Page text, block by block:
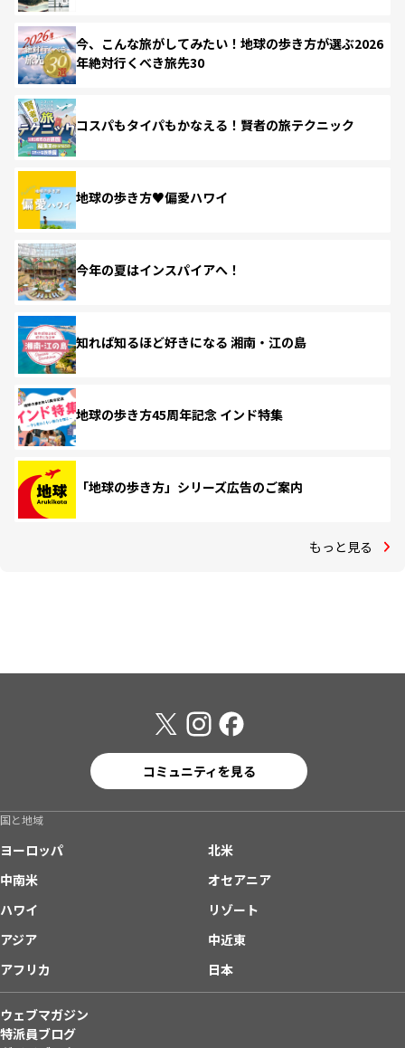
今、こんな旅がしてみたい！地球の歩き方が選ぶ2026
年絶対行くべき旅先30
コスパもタイパもかなえる！賢者の旅テクニック
地球の歩き方♥偏愛ハワイ
今年の夏はインスパイアへ！
知れば知るほど好きになる 湘南・江の島
地球の歩き方45周年記念 インド特集
「地球の歩き方」シリーズ広告のご案内
もっと見る
コミュニティを見る
国と地域
ヨーロッパ
北米
中南米
オセアニア
ハワイ
リゾート
アジア
中近東
アフリカ
日本
ウェブマガジン
特派員ブログ